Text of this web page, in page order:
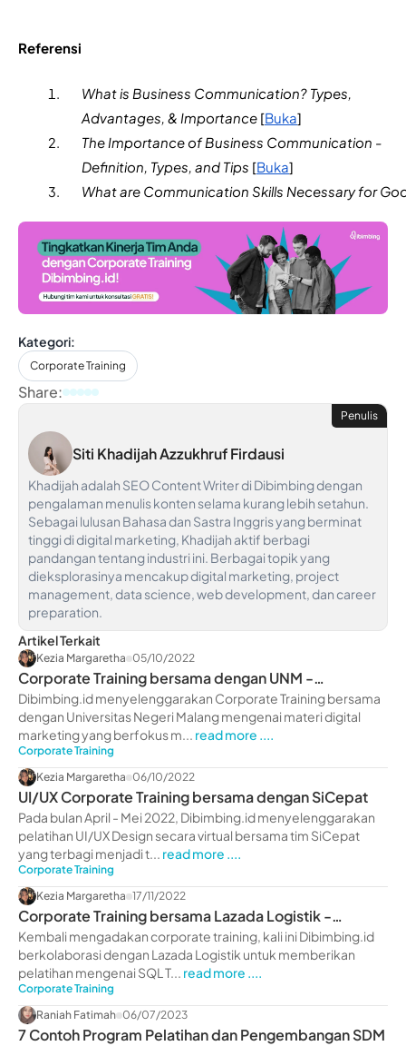
Referensi
What is Business Communication? Types,
Advantages, & Importance [Buka]
The Importance of Business Communication -
Definition, Types, and Tips [Buka]
What are Communication Skills Necessary for
Kategori:
Corporate Training
Share:
Penulis
Siti Khadijah Azzukhruf Firdausi
Khadijah adalah SEO Content Writer di Dibimbing dengan
pengalaman menulis konten selama kurang lebih setahun.
Sebagai lulusan Bahasa dan Sastra Inggris yang berminat
tinggi di digital marketing, Khadijah aktif berbagi
pandangan tentang industri ini. Berbagai topik yang
dieksplorasinya mencakup digital marketing, project
management, data science, web development, dan career
preparation.
Artikel Terkait
Kezia Margaretha 05/10/2022
Corporate Training bersama dengan UNM -
dibimbing.id
Dibimbing.id menyelenggarakan Corporate Training bersama
dengan Universitas Negeri Malang mengenai materi digital
marketing yang berfokus m... read more ....
Corporate Training
Kezia Margaretha 06/10/2022
UI/UX Corporate Training bersama dengan SiCepat
Pada bulan April - Mei 2022, Dibimbing.id menyelenggarakan
pelatihan UI/UX Design secara virtual bersama tim SiCepat
yang terbagi menjadi t... read more ....
Corporate Training
Kezia Margaretha 17/11/2022
Corporate Training bersama Lazada Logistik -
dibimbing.id
Kembali mengadakan corporate training, kali ini Dibimbing.id
berkolaborasi dengan Lazada Logistik untuk memberikan
pelatihan mengenai SQL T... read more ....
Corporate Training
Raniah Fatimah 06/07/2023
7 Contoh Program Pelatihan dan Pengembangan SDM